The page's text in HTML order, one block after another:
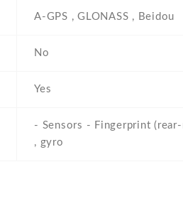
A-GPS , GLONASS , Beidou
No
Yes
- Sensors - Fingerprint
, gyro